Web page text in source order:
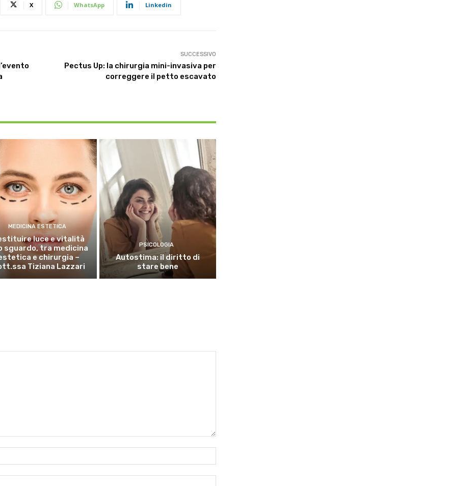
X WhatsApp Linkedin
SUCCESSIVO
Pectus Up: la chirurgia mini-invasiva per
correggere il petto escavato
MEDICINA ESTETICA
luce e vitalità
sguardo, tra medicina
e chirurgia –
Tiziana Lazzari
PSICOLOGIA
Autostima: il diritto di
stare bene